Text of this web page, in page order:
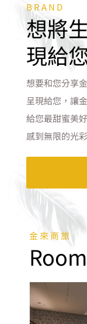
BRAND
想將
現給
想要和您分享
呈現給您，讓
給您最甜蜜美
感到無限的光
金來商旅